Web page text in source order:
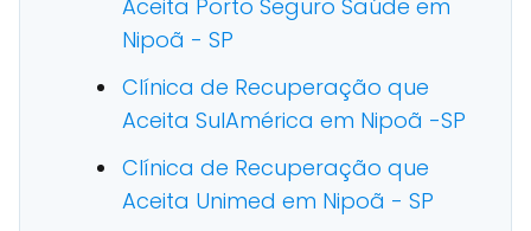
Aceita Porto Seguro Saúde em
Nipoã - SP
Clínica de Recuperação que
Aceita SulAmérica em Nipoã -SP
Clínica de Recuperação que
Aceita Unimed em Nipoã - SP